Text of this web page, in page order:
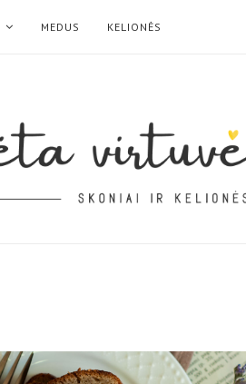
MEDUS KELIONĖS